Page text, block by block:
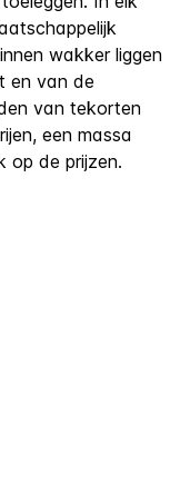
wakker liggen
en van de
van tekorten
een massa
op de prijzen.